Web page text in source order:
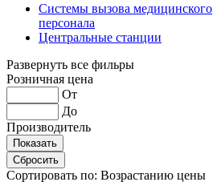
Системы вызова медицинского
персонала
Центральные станции
Развернуть все фильры
Розничная цена
От
До
Производитель
Сортировать по: Возрастанию цены